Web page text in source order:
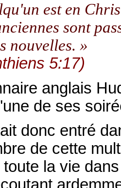
est en
sont
nouvelles. »
5:17)
anglais
de ses
donc entré
de cette
toute la vie